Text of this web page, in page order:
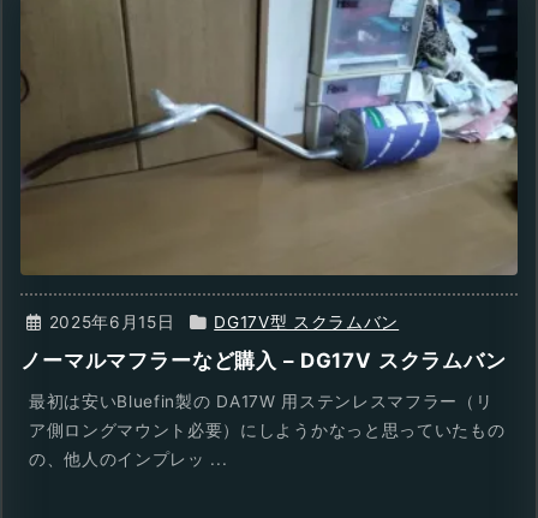
2025年6月15日 DG17V型 スクラムバン
ノーマルマフラーなど購入 – DG17V スクラムバン
最初は安いBluefin製の DA17W 用ステンレスマフラー（リ
ア側ロングマウント必要）にしようかなっと思っていたもの
の、他人のインプレッ ...